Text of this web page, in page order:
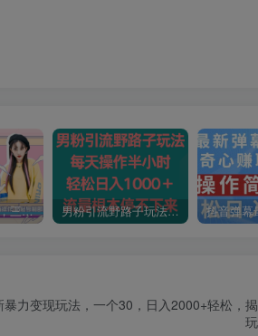
AI自动生成头条，三天必起号，三分钟轻松发布内容，复制粘贴，保姆级教… 男粉引流野路子玩法，每天操作半小时轻松日入1000＋，流量根本停不下来
暴力变现玩法，一个30，日入2000+轻松，